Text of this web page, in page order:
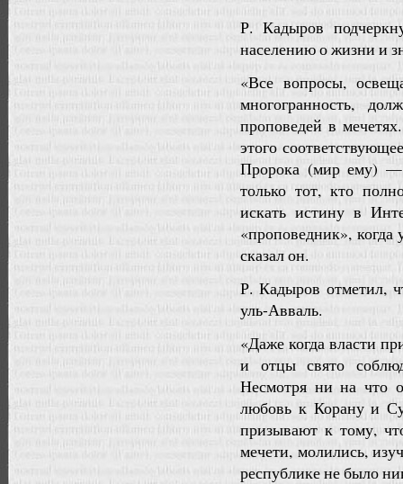
Р. Кадыров
населению о жизни и
«Все вопросы,
многогранность,
проповедей в
этого
Пророка (мир ему) —
только тот, кто
искать истину в
«проповедник»,
сказал он.
Р. Кадыров отметил,
уль-Авваль.
«Даже когда власти
и отцы свято
Несмотря ни на что
любовь к Корану и
призывают к тому,
мечети, молились,
республике не было